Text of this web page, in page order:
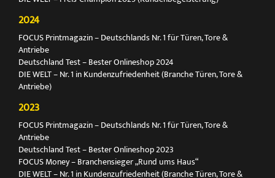
2024
FOCUS Printmagazin – Deutschlands Nr. 1 für Türen, Tore &
Antriebe
Deutschland Test – Bester Onlineshop 2024
DIE WELT – Nr. 1 in Kundenzufriedenheit (Branche Türen, Tore &
Antriebe)
2023
FOCUS Printmagazin – Deutschlands Nr. 1 für Türen, Tore &
Antriebe
Deutschland Test – Bester Onlineshop 2023
FOCUS Money – Branchensieger „Rund ums Haus“
DIE WELT – Nr. 1 in Kundenzufriedenheit (Branche Türen, Tore &